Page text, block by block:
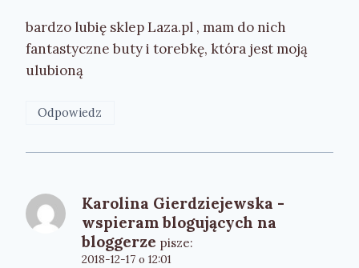
bardzo lubię sklep Laza.pl , mam do nich
fantastyczne buty i torebkę, która jest moją
ulubioną
Odpowiedz
Karolina Gierdziejewska -
wspieram blogujących na
bloggerze pisze:
2018-12-17 o 12:01